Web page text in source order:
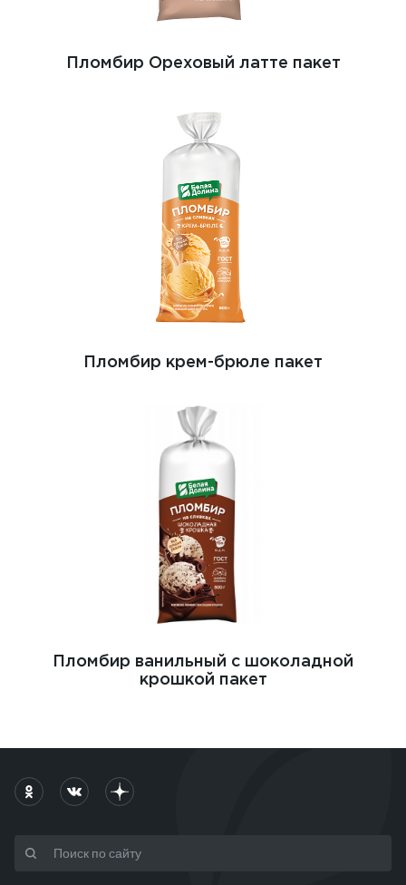
Пломбир Ореховый латте пакет
Пломбир крем-брюле пакет
Пломбир ванильный с шоколадной
крошкой пакет